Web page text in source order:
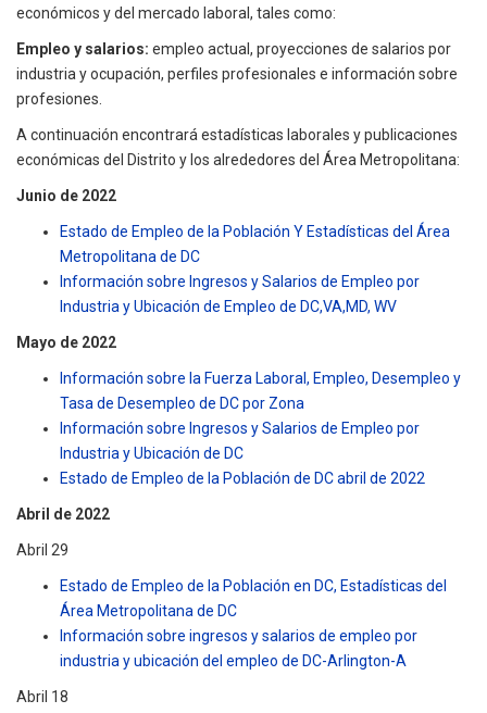
económicos y del mercado laboral, tales como:
Empleo y salarios: empleo actual, proyecciones de salarios por
industria y ocupación, perfiles profesionales e información sobre
profesiones.
A continuación encontrará estadísticas laborales y publicaciones
económicas del Distrito y los alrededores del Área Metropolitana:
Junio de 2022
Estado de Empleo de la Población Y Estadísticas del Área
Metropolitana de DC
Información sobre Ingresos y Salarios de Empleo por
Industria y Ubicación de Empleo de DC,VA,MD, WV
Mayo de 2022
Información sobre la Fuerza Laboral, Empleo, Desempleo y
Tasa de Desempleo de DC por Zona
Información sobre Ingresos y Salarios de Empleo por
Industria y Ubicación de DC
Estado de Empleo de la Población de DC abril de 2022
Abril de 2022
Abril 29
Estado de Empleo de la Población en DC, Estadísticas del
Área Metropolitana de DC
Información sobre ingresos y salarios de empleo por
industria y ubicación del empleo de DC-Arlington-A
Abril 18